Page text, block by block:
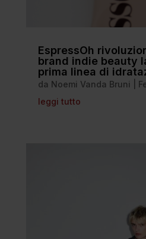
EspressOh
brand indie beauty
prima linea di
da Noemi Vanda Bruni
leggi tutto